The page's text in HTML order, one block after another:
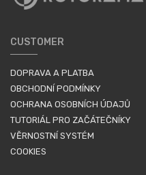
CUSTOMER
DOPRAVA A PLATBA
OBCHODNÍ PODMÍNKY
OCHRANA OSOBNÍCH ÚDAJŮ
TUTORIÁL PRO ZAČÁTEČNÍKY
VĚRNOSTNÍ SYSTÉM
COOKIES